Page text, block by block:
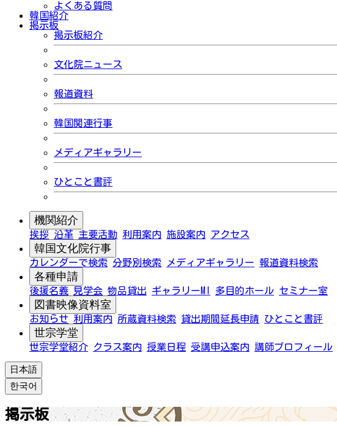
よくある質問
韓国紹介
掲示板
掲示板紹介
文化院ニュース
報道資料
韓国関連行事
メディアギャラリー
ひとこと書評
機関紹介
挨拶 沿革 主要活動 利用案内 施設案内 アクセス
韓国文化院行事
カレンダーで検索 分野別検索 メディアギャラリー 報道資料検索
各種申請
後援名義 見学会 物品貸出 ギャラリーMI 多目的ホール セミナー室
図書映像資料室
お知らせ 利用案内 所蔵資料検索 貸出期間延長申請 ひとこと書評
世宗学堂
世宗学堂紹介 クラス案内 授業日程 受講申込案内 講師プロフィール
日本語
한국어
掲示板